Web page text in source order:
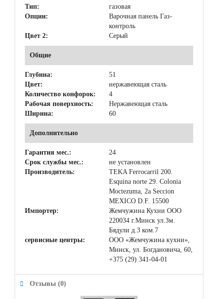
Тип:
газовая
Опции:
Варочная панель Газ-
контроль
Цвет 2:
Серый
Общие
Глубина:
51
Цвет:
нержавеющая сталь
Количество конфорок:
4
Рабочая поверхность:
Нержавеющая сталь
Ширина:
60
Дополнительно
Гарантия мес.:
24
Срок службы мес.:
не установлен
Производитель:
TEKA Ferrocarril 200.
Esquina norte 29. Colonia
Moctezuma, 2a Seccion
MEXICO D.F. 15500
Импортер:
Жемчужина Кухни ООО
220034 г.Минск ул.Зм.
Бядули д.3 ком.7
сервисные центры:
ООО «Жемчужина кухни»,
Минск, ул. Богдановича, 60,
+375 (29) 341-04-01
Отзывы (0)